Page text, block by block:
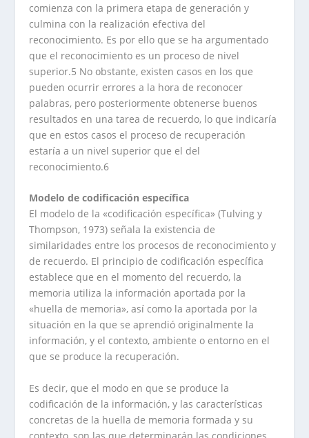
comienza con la primera etapa de generación y
culmina con la realización efectiva del
reconocimiento. Es por ello que se ha argumentado
que el reconocimiento es un proceso de nivel
superior.5 No obstante, existen casos en los que
pueden ocurrir errores a la hora de reconocer
palabras, pero posteriormente obtenerse buenos
resultados en una tarea de recuerdo, lo que indicaría
que en estos casos el proceso de recuperación
estaría a un nivel superior que el del
reconocimiento.6
Modelo de codificación específica
El modelo de la «codificación específica» (Tulving y
Thompson, 1973) señala la existencia de
similaridades entre los procesos de reconocimiento y
de recuerdo. El principio de codificación específica
establece que en el momento del recuerdo, la
memoria utiliza la información aportada por la
«huella de memoria», así como la aportada por la
situación en la que se aprendió originalmente la
información, y el contexto, ambiente o entorno en el
que se produce la recuperación.
Es decir, que el modo en que se produce la
codificación de la información, y las características
concretas de la huella de memoria formada y su